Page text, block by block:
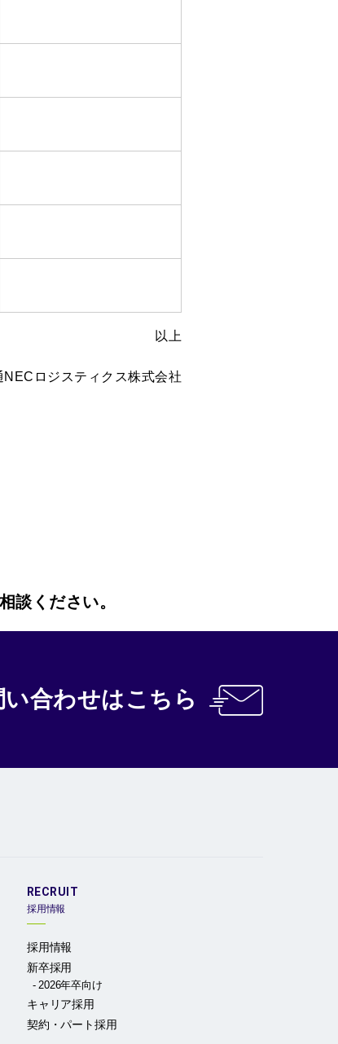
以上
NECロジスティクス株式会社
談ください。
い合わせはこちら
RECRUIT
採用情報
採用情報
新卒採用
2026年卒向け
キャリア採用
契約・パート採用